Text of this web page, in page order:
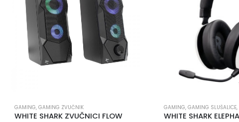
GAMING, GAMING ZVUČNIK
WHITE SHARK ZVUČNICI FLOW
GAMING, GAMING SLUŠALICE,